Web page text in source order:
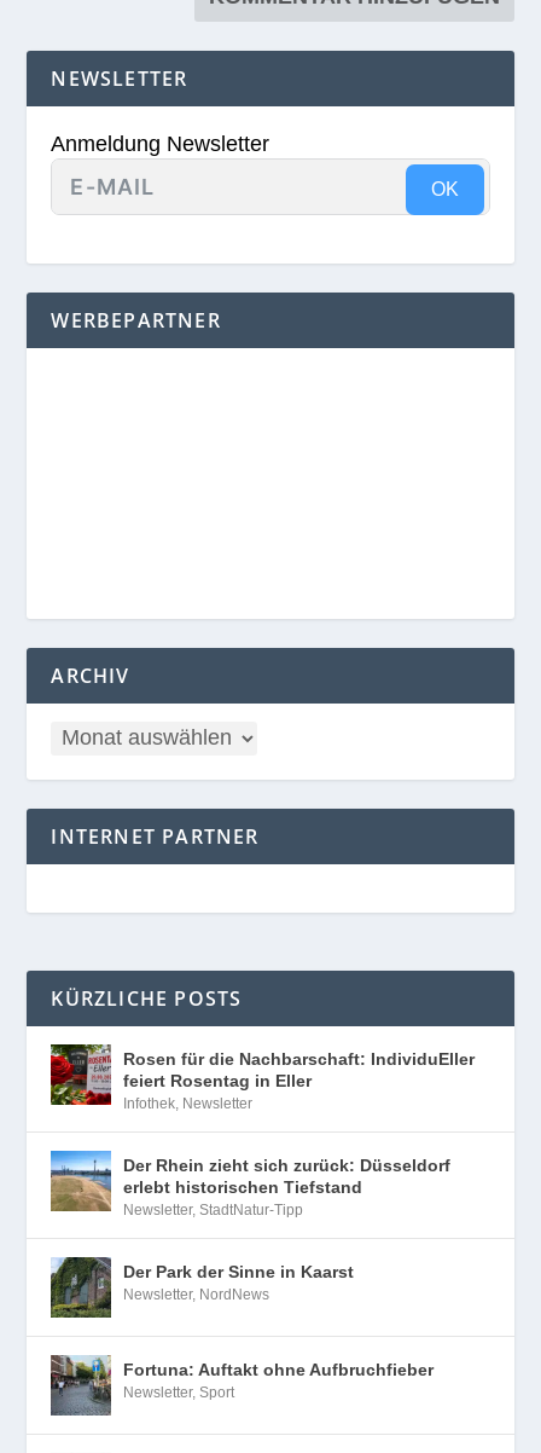
NEWSLETTER
Anmeldung Newsletter
OK
WERBEPARTNER
ARCHIV
INTERNET PARTNER
KÜRZLICHE POSTS
Rosen für die Nachbarschaft: IndividuEller
feiert Rosentag in Eller
Infothek Newsletter
Der Rhein zieht sich zurück: Düsseldorf
erlebt historischen Tiefstand
Newsletter,StadtNatur-Tipp
Der Park der Sinne in Kaarst
Newsletter, NordNews
Fortuna: Auftakt ohne Aufbruchfieber
Newsletter,Sport